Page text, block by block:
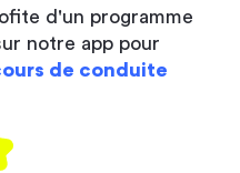
d'un programme
notre app pour
de conduite